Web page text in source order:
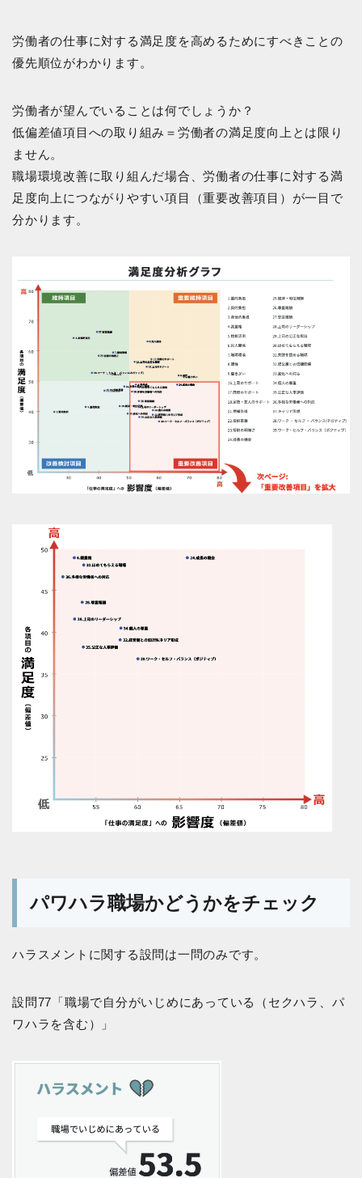
労働者の仕事に対する満足度を高めるためにすべきことの
優先順位がわかります。
労働者が望んでいることは何でしょうか？
低偏差値項目への取り組み＝労働者の満足度向上とは限り
ません。
職場環境改善に取り組んだ場合、労働者の仕事に対する満
足度向上につながりやすい項目（重要改善項目）が一目で
分かります。
パワハラ職場かどうかをチェック
ハラスメントに関する設問は一問のみです。
設問77「職場で自分がいじめにあっている（セクハラ、パ
ワハラを含む）」